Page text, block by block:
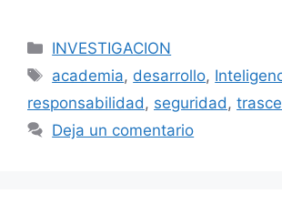
Categorías
INVESTIGACION
Etiquetas
academia, desarrollo,
responsabilidad, seguridad,
Deja un comentario